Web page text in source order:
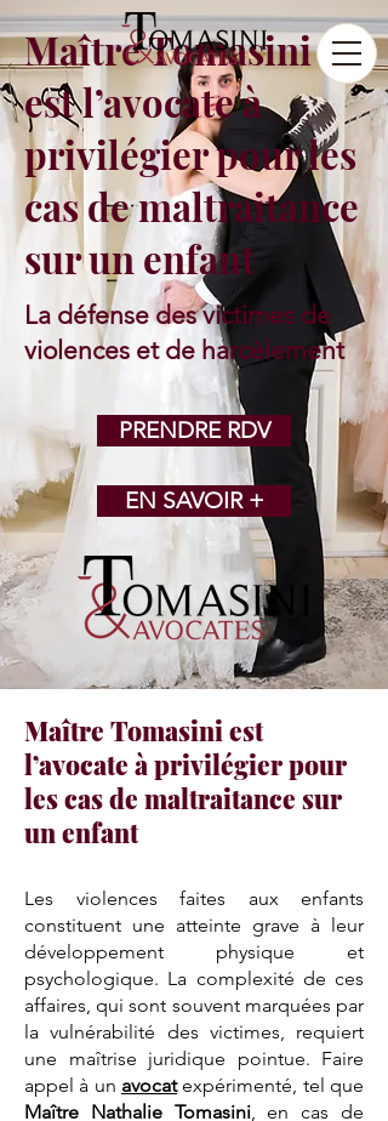
Maître Tomasini
est l’avocate à
privilégier pour les
cas de maltraitance
sur un enfant
La défense des victimes de
violences et de harcèlement
PRENDRE RDV
EN SAVOIR +
Maître Tomasini est
l’avocate à privilégier pour
les cas de maltraitance sur
un enfant
Les violences faites aux enfants
constituent une atteinte grave à leur
développement physique et
psychologique. La complexité de ces
affaires, qui sont souvent marquées par
la vulnérabilité des victimes, requiert
une maîtrise juridique pointue. Faire
appel à un avocatexpérimenté, tel que
Maître Nathalie Tomasini, en cas de